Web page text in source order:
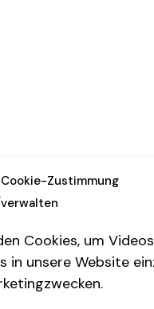
Cookie-Zustimmung
verwalten
Cookies, um
in unsere Website